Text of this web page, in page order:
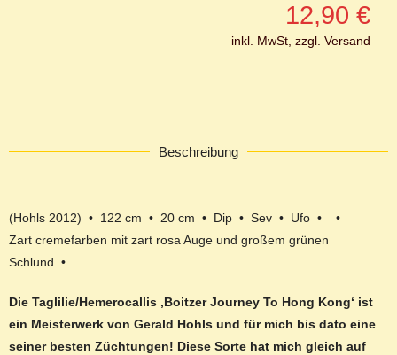
12,90 €
inkl. MwSt, zzgl. Versand
Beschreibung
(Hohls 2012) • 122 cm • 20 cm • Dip • Sev • Ufo • •
Zart cremefarben mit zart rosa Auge und großem grünen
Schlund •
Die Taglilie/Hemerocallis ‚Boitzer Journey To Hong Kong‘ ist
ein Meisterwerk von Gerald Hohls und für mich bis dato eine
seiner besten Züchtungen! Diese Sorte hat mich gleich auf